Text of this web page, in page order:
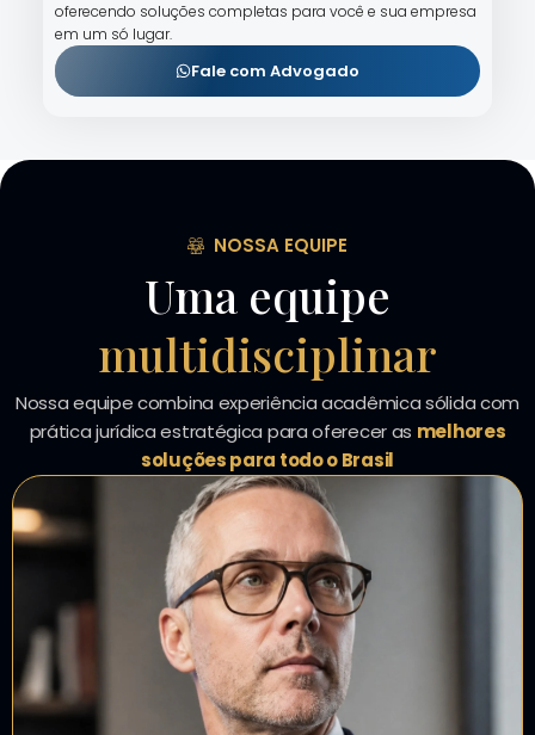
oferecendo soluções completas para você e sua empresa
em um só lugar.
Fale com Advogado
NOSSA EQUIPE
Uma equipe
multidisciplinar
Nossa equipe combina experiência acadêmica sólida com
prática jurídica estratégica para oferecer as melhores
soluções para todo o Brasil